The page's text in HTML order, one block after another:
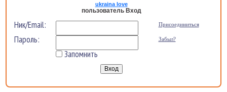
ukraina love
пользователь Вход
Ник/Email: Присоединиться
Пароль: Забыл?
Запомнить